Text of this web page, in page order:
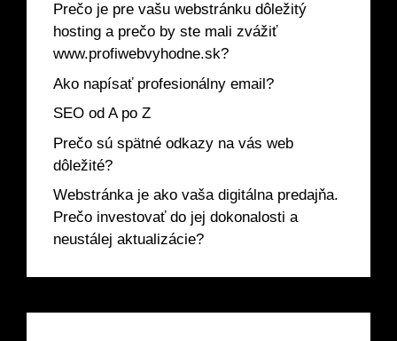
Prečo je pre vašu webstránku dôležitý
hosting a prečo by ste mali zvážiť
www.profiwebvyhodne.sk?
Ako napísať profesionálny email?
SEO od A po Z
Prečo sú spätné odkazy na vás web
dôležité?
Webstránka je ako vaša digitálna predajňa.
Prečo investovať do jej dokonalosti a
neustálej aktualizácie?